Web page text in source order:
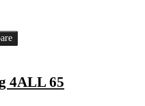
4ALL 65